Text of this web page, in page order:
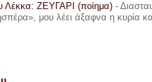
Λέκκα: ΖΕΥΓΑΡΙ (ποίημα) -
μου λέει άξαφνα η κυρία